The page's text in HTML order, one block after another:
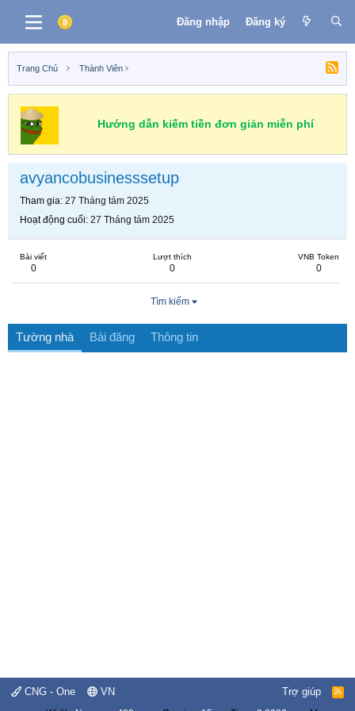
Đăng nhập Đăng ký
Trang Chủ Thành Viên
Hướng dẫn kiếm tiền đơn giản miễn phí
avyancobusinesssetup
Tham gia 27 Tháng tám 2025
Hoạt động cuối 27 Tháng tám 2025
Bài viết
0
Lượt thích
0
VNB Token
0
Tìm kiếm
Tường nhà Bài đăng Thông tin
CNG - One VN Trợ giúp
R